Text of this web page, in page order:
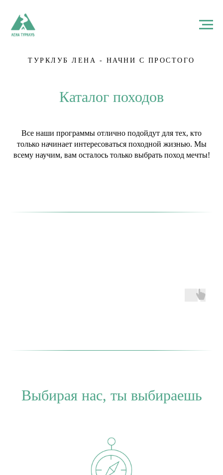
ТУРКЛУБ ЛЕНА - НАЧНИ С ПРОСТОГО
Каталог походов
Все наши программы отлично подойдут для тех, кто
только начинает интересоваться походной жизнью. Мы
всему научим, вам осталось только выбрать поход мечты!
Выбирая нас, ты выбираешь